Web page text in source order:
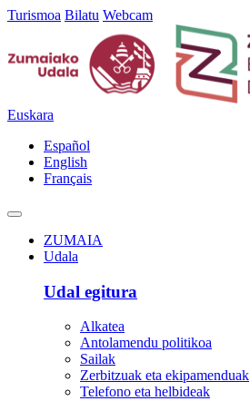
Turismoa Bilatu Webcam
Euskara
Español
English
Français
ZUMAIA
Udala
Udal egitura
Alkatea
Antolamendu politikoa
Sailak
Zerbitzuak eta ekipamenduak
Telefono eta helbideak